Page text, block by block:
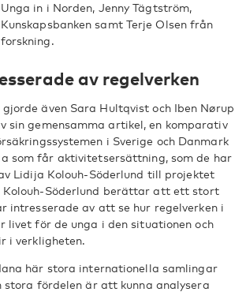
in i Norden, Jenny Tägtström,
samt Terje Olsen från
av regelverken
även Sara Hultqvist och Iben Nørup
sin gemensamma artikel, en komparativ
i Sverige och Danmark
som får aktivitetsersättning, som de har
Lidija Kolouh-Söderlund till projektet
Kolouh-Söderlund berättar att ett stort
intresserade av att se hur regelverken i
livet för de unga i den situationen och
i verkligheten.
här stora internationella samlingar
fördelen är att kunna analysera